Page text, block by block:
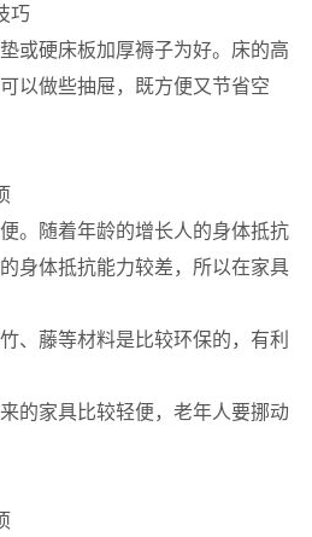
巧
硬床板加厚褥子为好。床的高
以做些抽屉，既方便又节省空
随着年龄的增长人的身体抵抗
身体抵抗能力较差，所以在家具
藤等材料是比较环保的，有利
家具比较轻便，老年人要挪动